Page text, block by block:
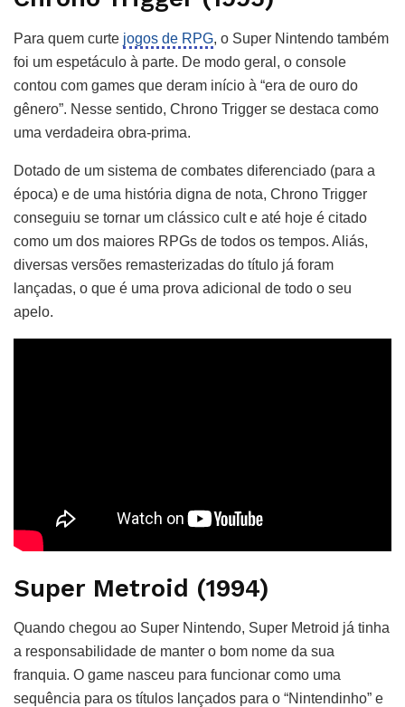
Para quem curte jogos de RPG, o Super Nintendo também
foi um espetáculo à parte. De modo geral, o console
contou com games que deram início à “era de ouro do
gênero”. Nesse sentido, Chrono Trigger se destaca como
uma verdadeira obra-prima.
Dotado de um sistema de combates diferenciado (para a
época) e de uma história digna de nota, Chrono Trigger
conseguiu se tornar um clássico cult e até hoje é citado
como um dos maiores RPGs de todos os tempos. Aliás,
diversas versões remasterizadas do título já foram
lançadas, o que é uma prova adicional de todo o seu
apelo.
Super Metroid (1994)
Quando chegou ao Super Nintendo, Super Metroid já tinha
a responsabilidade de manter o bom nome da sua
franquia. O game nasceu para funcionar como uma
sequência para os títulos lançados para o “Nintendinho” e